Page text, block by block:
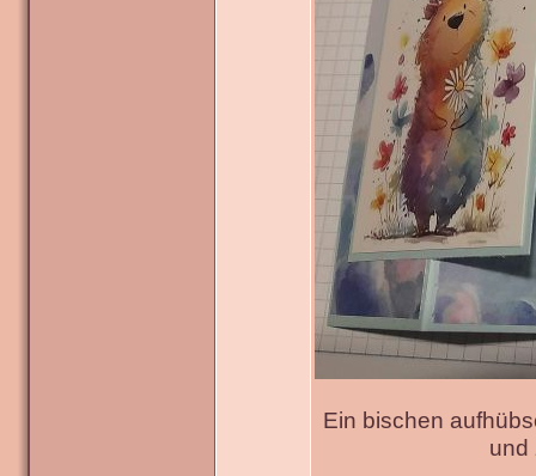
Ein bischen
und